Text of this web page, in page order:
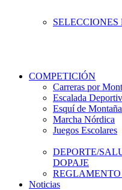
COMPETICIÓN
Carreras por
Escalada
Esquí de Montaña
Marcha Nórdica
Juegos Escolares
DEPORTE/
DOPAJE
Noticias